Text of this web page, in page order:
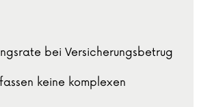
bei Versicherungsbetrug
keine komplexen